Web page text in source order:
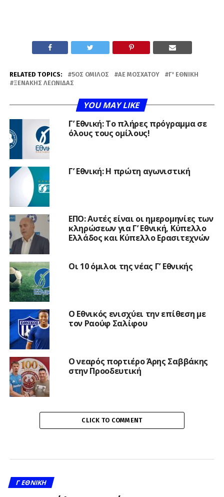
RELATED TOPICS: 5ΟΣ ΌΜΙΛΟΣ ΑΕ ΜΟΣΧΆΤΟΥ
Γ' ΕΘΝΙΚΉ
ΞΕΝΆΚΗΣ ΛΕΩΝΊΔΑΣ
YOU MAY LIKE
Γ’ Εθνική: Το πλήρες πρόγραμμα σε
όλους τους ομίλους!
Γ’ Εθνική: Η πρώτη αγωνιστική
ΕΠΟ: Αυτές είναι οι ημερομηνίες των
κληρώσεων για Γ’ Εθνική, Κύπελλο
Ελλάδος και Κύπελλο Ερασιτεχνών
Οι 10 όμιλοι της νέας Γ’ Εθνικής
Ο Εθνικός ενισχύει την επίθεση με
τον Ραούφ Σαλίφου
Ο νεαρός πορτιέρο Άρης Σαββάκης
στην Προοδευτική
CLICK TO COMMENT
Γ ΕΘΝΙΚΉ